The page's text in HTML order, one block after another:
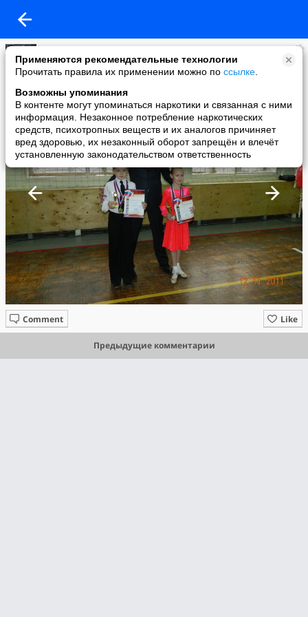
Применяются рекомендательные технологии
Прочитать правила их применении можно по ссылке
Возможны упоминания
В контенте могут упоминаться наркотики и связанная с ними
информация. Незаконное потребление наркотических
средств, психотропных веществ и их аналогов причиняет
вред здоровью, их незаконный оборот запрещён и влечёт
установленную законодательством ответственность
Юлия Белькова
added a photo
30 Dec в 17:41
Like
Comment
Предыдущие комментарии